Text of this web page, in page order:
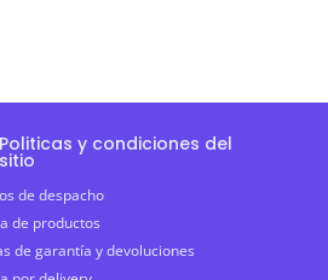
Politicas y condiciones del
sitio
de despacho
de productos
de garantía y devoluciones